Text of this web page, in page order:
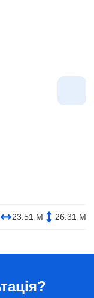
23.51 М 26.31 М